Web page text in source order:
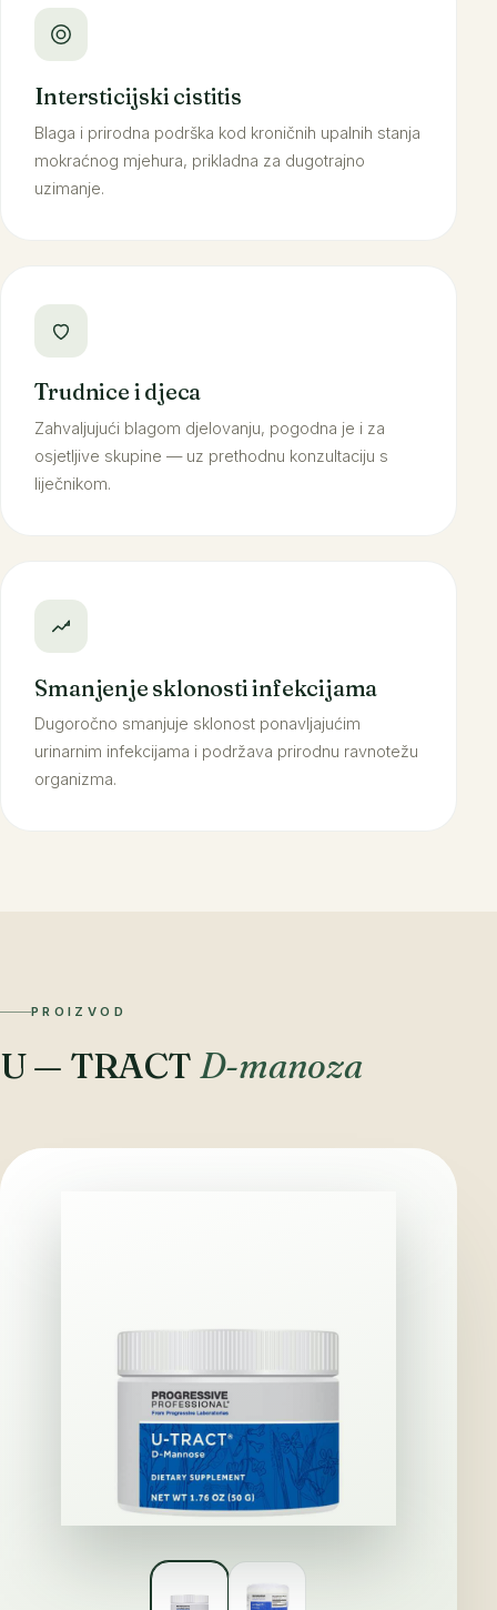
Intersticijski cistitis
Blaga i prirodna podrška kod kroničnih upalnih stanja
mokraćnog mjehura, prikladna za dugotrajno
uzimanje.
Trudnice i djeca
Zahvaljujući blagom djelovanju, pogodna je i za
osjetljive skupine — uz prethodnu konzultaciju s
liječnikom.
Smanjenje sklonosti infekcijama
Dugoročno smanjuje sklonost ponavljajućim
urinarnim infekcijama i podržava prirodnu ravnotežu
organizma.
PROIZVOD
U — TRACT D-manoza